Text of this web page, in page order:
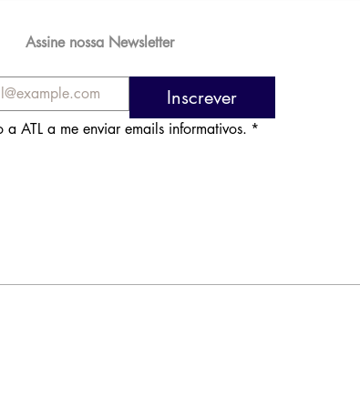
Assine nossa Newsletter
Inscrever
a ATL a me enviar emails informativos. *